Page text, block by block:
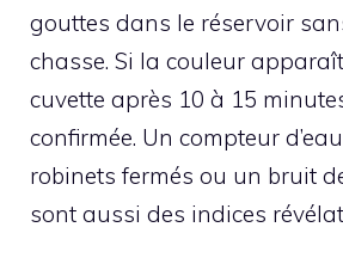
gouttes dans le réservoir
chasse. Si la couleur
cuvette après 10 à 15
confirmée. Un compteur
robinets fermés ou un bruit
sont aussi des indices